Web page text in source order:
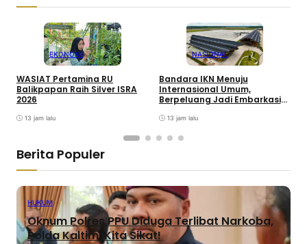
EKONOMI
WASIAT Pertamina RU
Balikpapan Raih Silver ISRA
2026
13 jam lalu
NASIONAL
Bandara IKN Menuju
Internasional Umum,
Berpeluang Jadi Embarkasi
13 jam lalu
Berita Populer
HUKUM
Oknum Polres PPU Diduga Terlibat Narkoba,
Polda Kaltim: Kita Sikat!